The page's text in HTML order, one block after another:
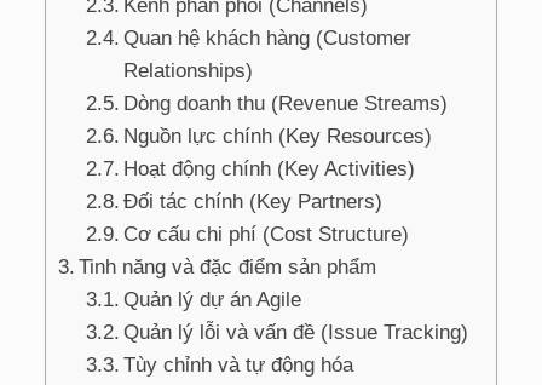
Kênh phân phối (Channels)
Quan hệ khách hàng (Customer
Relationships)
Dòng doanh thu (Revenue Streams)
Nguồn lực chính (Key Resources)
Hoạt động chính (Key Activities)
Đối tác chính (Key Partners)
Cơ cấu chi phí (Cost Structure)
Tinh năng và đặc điểm sản phẩm
Quản lý dự án Agile
Quản lý lỗi và vấn đề (Issue Tracking)
Tùy chỉnh và tự động hóa